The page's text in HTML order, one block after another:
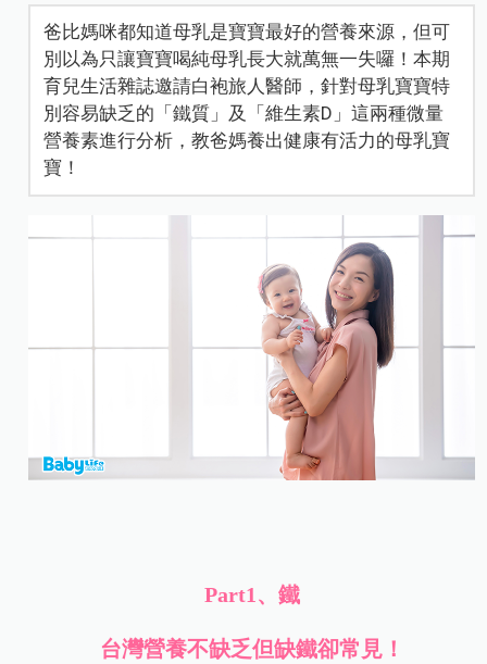
爸比媽咪都知道母乳是寶寶最好的營養來源，但可
別以為只讓寶寶喝純母乳長大就萬無一失囉！本期
育兒生活雜誌邀請白袍旅人醫師，針對母乳寶寶特
別容易缺乏的「鐵質」及「維生素D」這兩種微量
營養素進行分析，教爸媽養出健康有活力的母乳寶
寶！
Part1、鐵
台灣營養不缺乏但缺鐵卻常見！